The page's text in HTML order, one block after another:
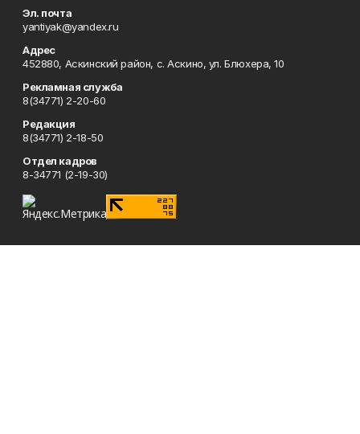
Эл. почта
yantiyak@yandex.ru
Адрес
452880, Аскинский район, с. Аскино, ул. Блюхера, 10
Рекламная служба
8(34771) 2-20-60
Редакция
8(34771) 2-18-50
Отдел кадров
8-34771 (2-19-30)